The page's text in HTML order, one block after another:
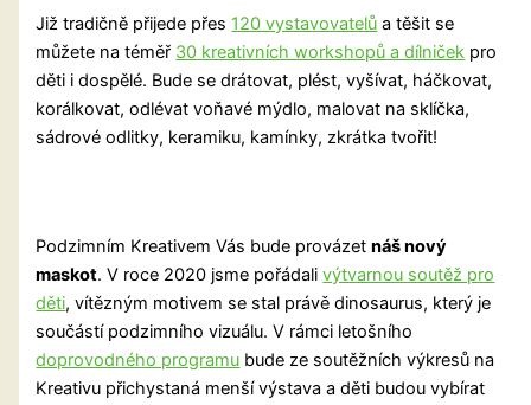
Již tradičně přijede přes 120 vystavovatelů a těšit se
můžete na téměř 30 kreativních workshopů a dílniček pro
děti i dospělé. Bude se drátovat, plést, vyšívat, háčkovat,
korálkovat, odlévat voňavé mýdlo, malovat na sklíčka,
sádrové odlitky, keramiku, kamínky, zkrátka tvořit!
Podzimním Kreativem Vás bude provázetnáš nový
maskot. V roce 2020 jsme pořádalivýtvarnou soutěž pro
děti, vítězným motivem se stal právě dinosaurus, který je
součástí podzimního vizuálu. V rámci letošního
doprovodného programu bude ze soutěžních výkresů na
Kreativu přichystaná menší výstava a děti budou vybírat